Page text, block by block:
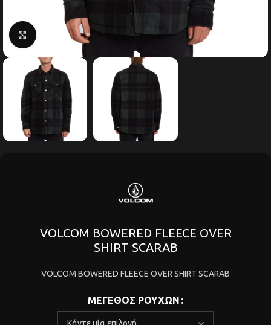
Κάντε κλικ για μεγέθυνση
VOLCOM BOWERED FLEECE OVER
SHIRT SCARAB
VOLCOM BOWERED FLEECE OVER SHIRT SCARAB
ΜΕΓΕΘΟΣ ΡΟΥΧΩΝ